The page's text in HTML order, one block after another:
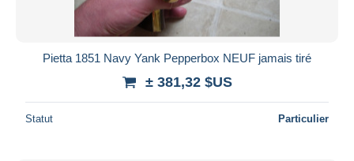
Pietta 1851 Navy Yank Pepperbox NEUF jamais tiré
± 381,32 $US
Statut Particulier